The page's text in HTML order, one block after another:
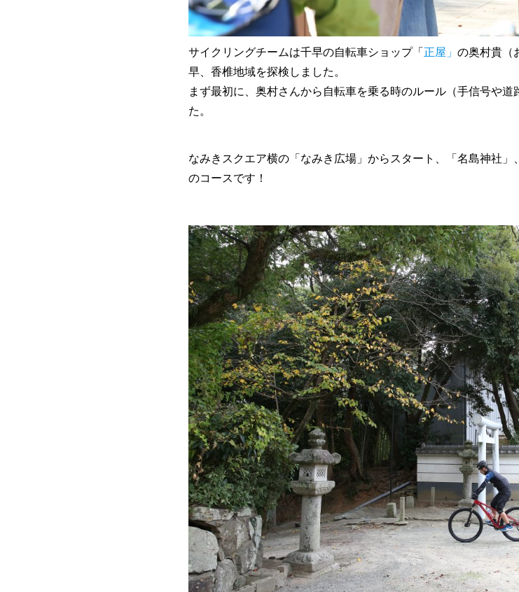
サイクリングチームは千早の自転車ショップ「正屋」 の奥村貴（
早、香椎地域を探検しました。
まず最初に、奥村さんから自転車を乗る時のルール（手信号や
た。
なみきスクエア横の「なみき広場」からスタート、「名島神社
のコースです！